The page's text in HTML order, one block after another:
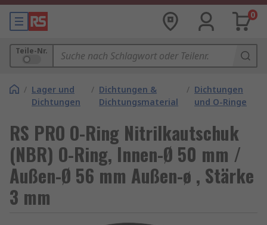
0
Teile-Nr.
/ Lager und
Dichtungen
/ Dichtungen &
Dichtungsmaterial
/ Dichtungen
und O-Ringe
RS PRO O-Ring Nitrilkautschuk
(NBR) O-Ring, Innen-Ø 50 mm /
Außen-Ø 56 mm Außen-ø , Stärke
3 mm